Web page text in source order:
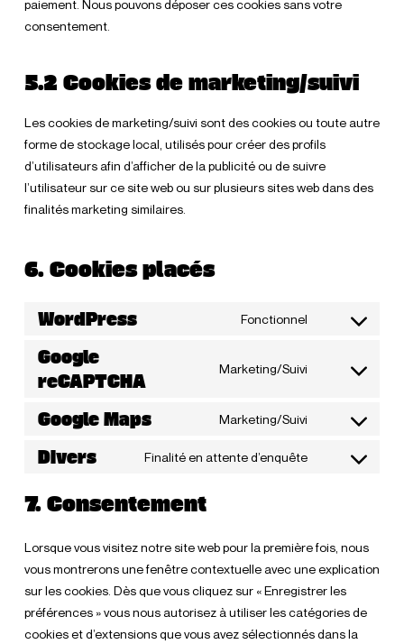
paiement. Nous pouvons déposer ces cookies sans votre
consentement.
5.2 Cookies de marketing/suivi
Les cookies de marketing/suivi sont des cookies ou toute autre
forme de stockage local, utilisés pour créer des profils
d’utilisateurs afin d’afficher de la publicité ou de suivre
l’utilisateur sur ce site web ou sur plusieurs sites web dans des
finalités marketing similaires.
6. Cookies placés
WordPress Fonctionnel
Consent
service
Google
reCAPTCHA
Marketing/Suivi
Consent
service
recaptcha
Google Maps Marketing/Suivi
Consent
Divers Finalité en attente d’enquête
Consent
7. Consentement
Lorsque vous visitez notre site web pour la première fois, nous
vous montrerons une fenêtre contextuelle avec une explication
sur les cookies. Dès que vous cliquez sur « Enregistrer les
préférences » vous nous autorisez à utiliser les catégories de
cookies et d’extensions que vous avez sélectionnés dans la